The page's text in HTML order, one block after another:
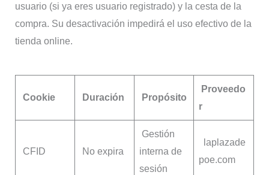
usuario (si ya eres usuario registrado) y la cesta de la
compra. Su desactivación impedirá el uso efectivo de la
tienda online.
Cookie Duración Propósito
Proveedo
r
CFID No expira
Gestión
interna de
sesión
laplazade
poe.com